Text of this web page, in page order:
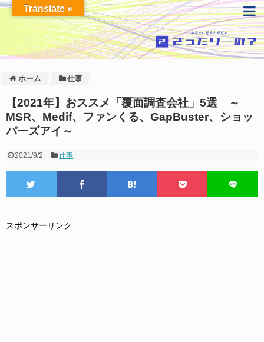
ホーム 仕事
【2021年】おススメ「覆面調査会社」5選 ～
MSR、Medif、ファンくる、GapBuster、ショッ
パーズアイ～
2021/9/2 仕事
スポンサーリンク
Translate »